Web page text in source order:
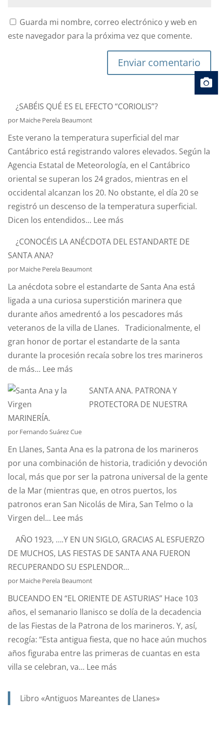
Guarda mi nombre, correo electrónico y web en
este navegador para la próxima vez que comente.
Enviar comentario
¿SABÉIS QUÉ ES EL EFECTO “CORIOLIS”?
por Maiche Perela Beaumont
Este verano la temperatura superficial del mar
Cantábrico está registrando valores elevados. Según la
Agencia Estatal de Meteorología, en el Cantábrico
oriental se superan los 24 grados, mientras en el
occidental alcanzan los 20. No obstante, el día 20 se
registró un descenso de la temperatura superficial.
Dicen los entendidos... Lee más:
QUÉ
EFECTO
“CORIOLIS”?
¿CONOCÉIS LA ANÉCDOTA DEL ESTANDARTE DE
SANTA ANA?
por Maiche Perela Beaumont
La anécdota sobre el estandarte de Santa Ana está
ligada a una curiosa superstición marinera que
durante años amedrentó a los pescadores más
veteranos de la villa de Llanes. Tradicionalmente, el
gran honor de portar el estandarte de la santa
durante la procesión recaía sobre los tres marineros
de más... Lee más:
ANÉCDOTA
ESTANDARTE
DE
SANTA
ANA?
SANTA ANA. PATRONA Y
PROTECTORA DE NUESTRA
MARINERÍA.
por Fernando Suárez Cue
En Llanes, Santa Ana es la patrona de los marineros
por una combinación de historia, tradición y devoción
local, más que por ser la patrona universal de la gente
de la Mar (mientras que, en otros puertos, los
patronos eran San Nicolás de Mira, San Telmo o la
Virgen del... Lee más:
ANA.
PATRONA
Y
PROTECTORA
DE
NUESTRA
MARINERÍA.
AÑO 1923, ….Y EN UN SIGLO, GRACIAS AL ESFUERZO
DE MUCHOS, LAS FIESTAS DE SANTA ANA FUERON
RECUPERANDO SU ESPLENDOR…
por Maiche Perela Beaumont
BUCEANDO EN “EL ORIENTE DE ASTURIAS” Hace 103
años, el semanario llanisco se dolía de la decadencia
de las Fiestas de la Patrona de los marineros. Y, así,
recogía: “Esta antigua fiesta, que no hace aún muchos
años figuraba entre las primeras de cuantas en esta
villa se celebran, va... Lee más:
1923,
Libro «Antiguos Mareantes de Llanes»